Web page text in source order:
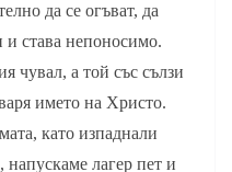
да се огъват, да
и става непоносимо.
чувал, а той със сълзи
името на Христо.
като изпаднали
напускаме лагер пет и